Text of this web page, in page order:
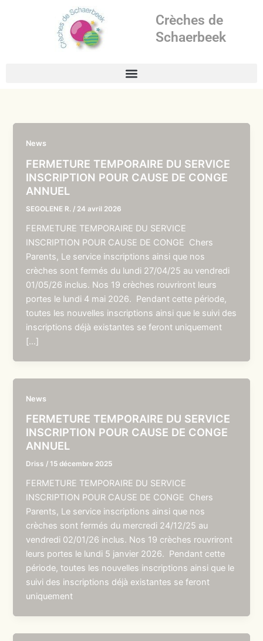
Crèches de
Schaerbeek
News
FERMETURE TEMPORAIRE DU SERVICE
INSCRIPTION POUR CAUSE DE CONGE
ANNUEL
SEGOLENE R. / 24 avril 2026
FERMETURE TEMPORAIRE DU SERVICE
INSCRIPTION POUR CAUSE DE CONGE Chers
Parents, Le service inscriptions ainsi que nos
crèches sont fermés du lundi 27/04/25 au vendredi
01/05/26 inclus. Nos 19 crèches rouvriront leurs
portes le lundi 4 mai 2026. Pendant cette période,
toutes les nouvelles inscriptions ainsi que le suivi des
inscriptions déjà existantes se feront uniquement
[…]
News
FERMETURE TEMPORAIRE DU SERVICE
INSCRIPTION POUR CAUSE DE CONGE
ANNUEL
Driss /15 décembre 2025
FERMETURE TEMPORAIRE DU SERVICE
INSCRIPTION POUR CAUSE DE CONGE Chers
Parents, Le service inscriptions ainsi que nos
crèches sont fermés du mercredi 24/12/25 au
vendredi 02/01/26 inclus. Nos 19 crèches rouvriront
leurs portes le lundi 5 janvier 2026. Pendant cette
période, toutes les nouvelles inscriptions ainsi que le
suivi des inscriptions déjà existantes se feront
uniquement